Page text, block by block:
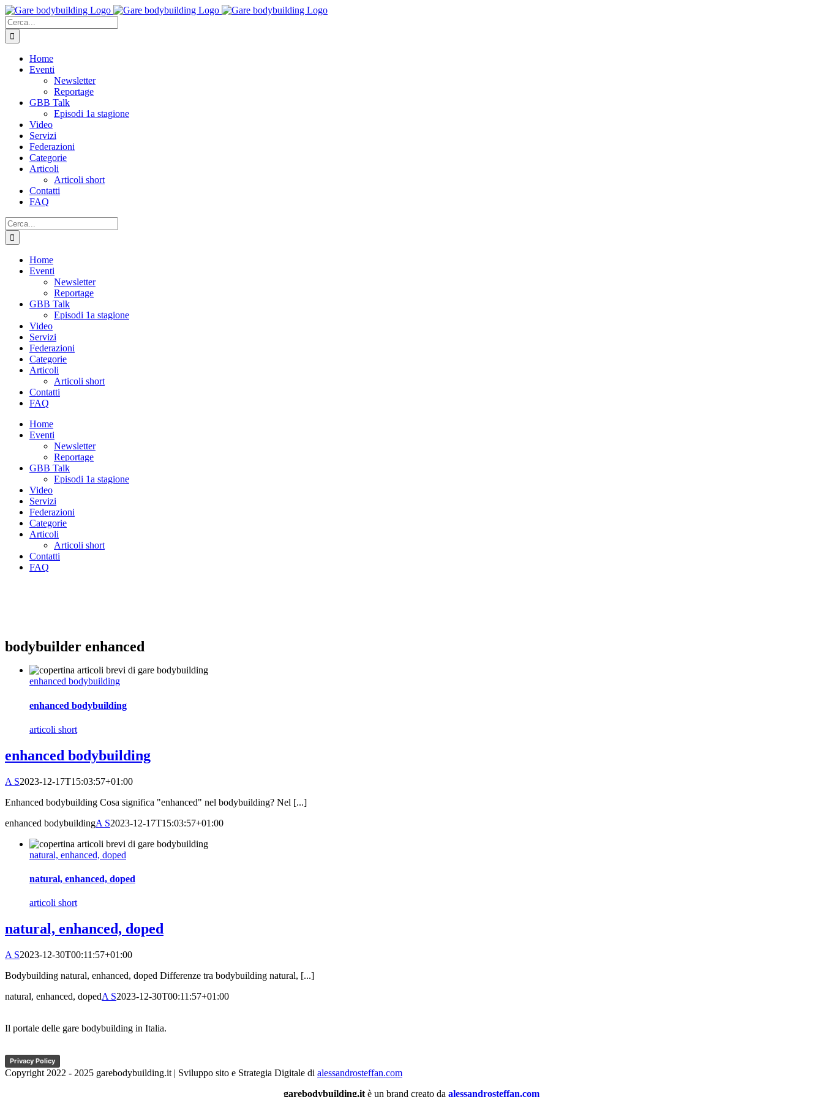
Salta
al
contenuto
Cerca
per:
Home
Eventi
Newsletter
Reportage
GBB Talk
Episodi 1a stagione
Video
Servizi
Federazioni
Categorie
Articoli
Articoli short
Contatti
FAQ
Cerca
per:
Home
Eventi
Newsletter
Reportage
GBB Talk
Episodi 1a stagione
Video
Servizi
Federazioni
Categorie
Articoli
Articoli short
Contatti
FAQ
Home
Eventi
Newsletter
Reportage
GBB Talk
Episodi 1a stagione
Video
Servizi
Federazioni
Categorie
Articoli
Articoli short
Contatti
FAQ
bodybuilder enhanced
enhanced bodybuilding
enhanced bodybuilding
articoli short
enhanced bodybuilding
A S2023-12-17T15:03:57+01:00
Enhanced bodybuilding Cosa significa "enhanced" nel bodybuilding? Nel [...]
enhanced bodybuildingA S2023-12-17T15:03:57+01:00
natural, enhanced, doped
natural, enhanced, doped
articoli short
natural, enhanced, doped
A S2023-12-30T00:11:57+01:00
Bodybuilding natural, enhanced, doped Differenze tra bodybuilding natural, [...]
natural, enhanced, dopedA S2023-12-30T00:11:57+01:00
Il portale delle gare bodybuilding in Italia.
Privacy Policy
Copyright 2022 - 2025 garebodybuilding.it | Sviluppo sito e Strategia Digitale di alessandrosteffan.com
garebodybuilding.it è un brand creato da alessandrosteffan.com